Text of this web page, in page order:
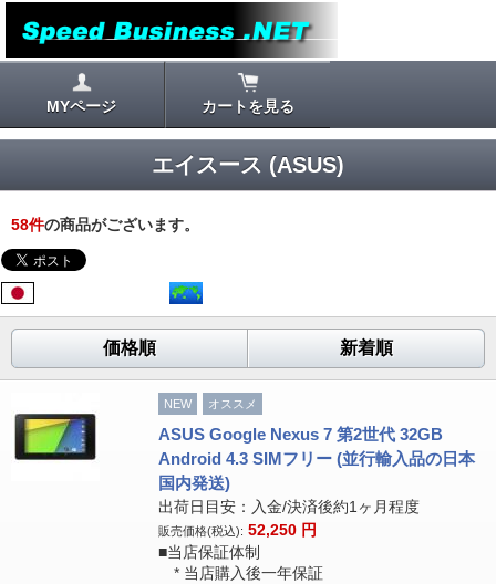
MYページ カートを見る
エイスース (ASUS)
58件の商品がございます。
価格順 新着順
NEW オススメ
ASUS Google Nexus 7 第2世代 32GB
Android 4.3 SIMフリー (並行輸入品の日本
国内発送)
出荷日目安：入金/決済後約1ヶ月程度
販売価格(税込): 52,250 円
■当店保証体制
* 当店購入後一年保証